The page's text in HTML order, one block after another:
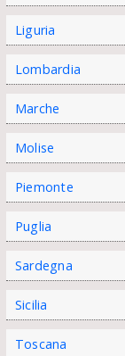
Liguria
Lombardia
Marche
Molise
Piemonte
Puglia
Sardegna
Sicilia
Toscana